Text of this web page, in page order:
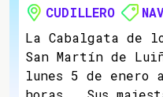
CUDILLERO
La Cabalgata de
San Martín de
lunes 5 de